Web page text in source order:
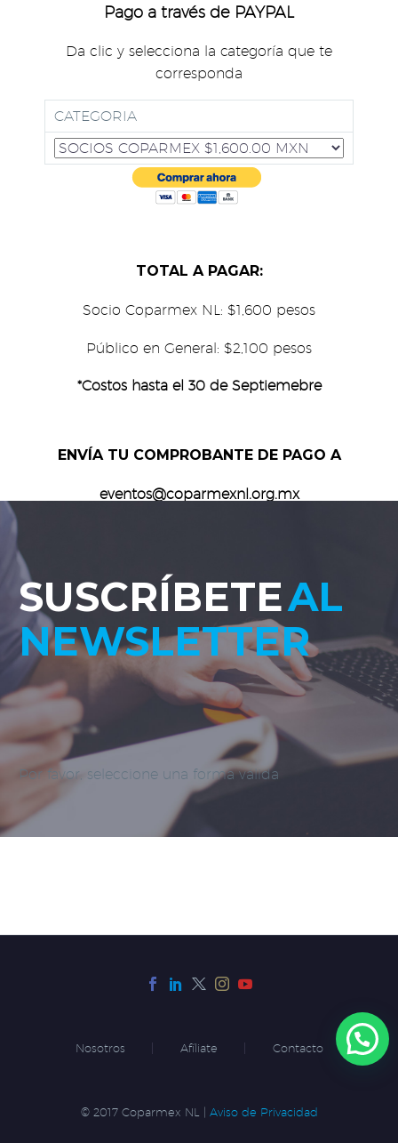
Pago a través de PAYPAL
Da clic y selecciona la categoría que te
corresponda
CATEGORIA
TOTAL A PAGAR:
Socio Coparmex NL: $1,600 pesos
Público en General: $2,100 pesos
*Costos hasta el 30 de Septiemebre
ENVÍA TU COMPROBANTE DE PAGO A
eventos@coparmexnl.org.mx
SUSCRÍBETEAL
NEWSLETTER
Por favor, seleccione una forma válida
Nosotros Afíliate Contacto
© 2017 Coparmex NL | Aviso de Privacidad